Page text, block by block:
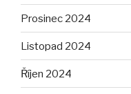
Prosinec 2024
Listopad 2024
Říjen 2024